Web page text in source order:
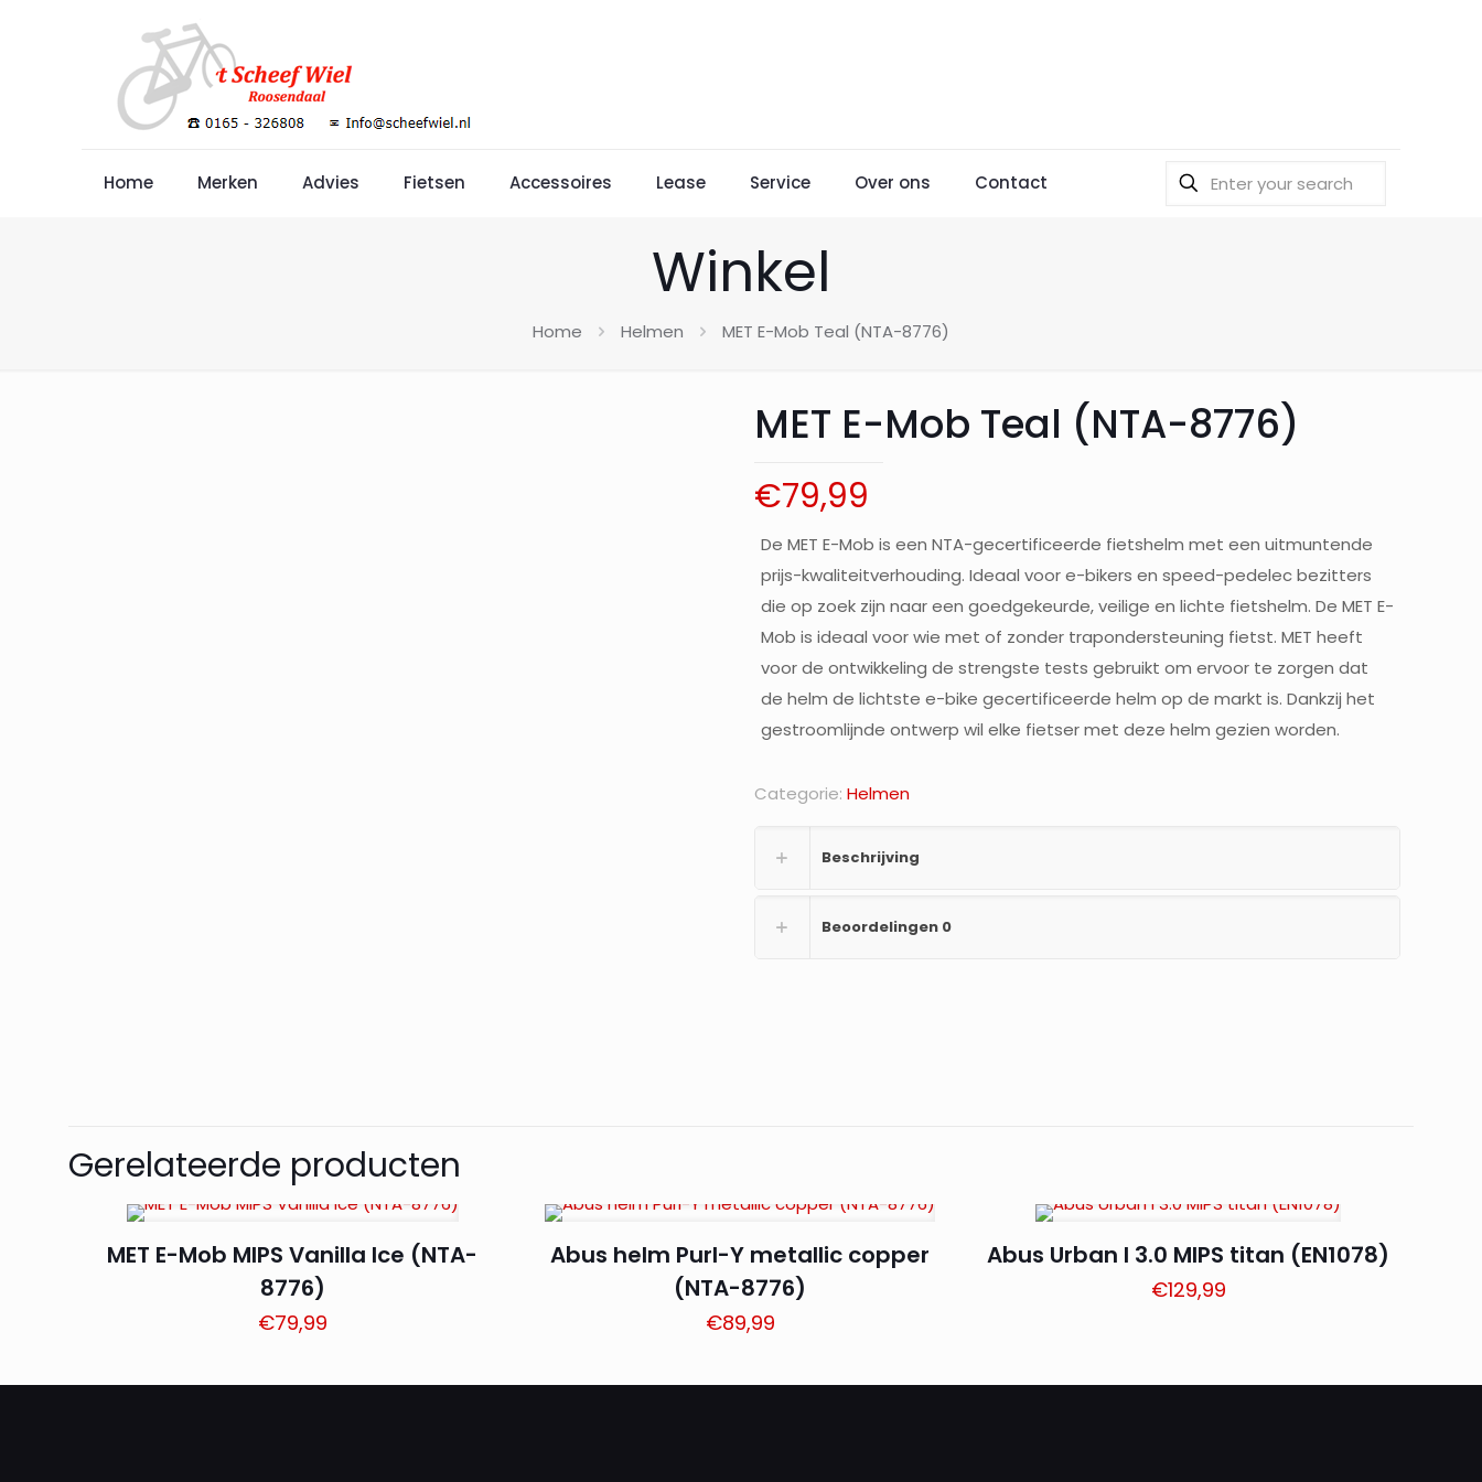
Home Merken Advies Fietsen Accessoires Lease Service Over ons Contact
Winkel
Home Helmen MET E-Mob Teal (NTA-8776)
MET E-Mob Teal (NTA-8776)
€79,99
De MET E-Mob is een NTA-gecertificeerde fietshelm met een uitmuntende
prijs-kwaliteitverhouding. Ideaal voor e-bikers en speed-pedelec bezitters
die op zoek zijn naar een goedgekeurde, veilige en lichte fietshelm. De MET E-
Mob is ideaal voor wie met of zonder trapondersteuning fietst. MET heeft
voor de ontwikkeling de strengste tests gebruikt om ervoor te zorgen dat
de helm de lichtste e-bike gecertificeerde helm op de markt is. Dankzij het
gestroomlijnde ontwerp wil elke fietser met deze helm gezien worden.
Categorie: Helmen
Beschrijving
Beoordelingen 0
Gerelateerde producten
MET E-Mob MIPS Vanilla Ice (NTA-
8776)
€79,99
Abus helm Purl-Y metallic copper
(NTA-8776)
€89,99
Abus Urban I 3.0 MIPS titan (EN1078)
€129,99